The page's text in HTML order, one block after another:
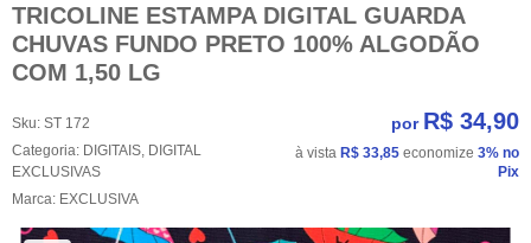
TRICOLINE ESTAMPA DIGITAL GUARDA
CHUVAS FUNDO PRETO 100% ALGODÃO
COM 1,50 LG
Sku: ST 172
Categoria: DIGITAIS, DIGITAL
EXCLUSIVAS
Marca: EXCLUSIVA
por R$ 34,90
à vista R$ 33,85 economize 3% no
Pix